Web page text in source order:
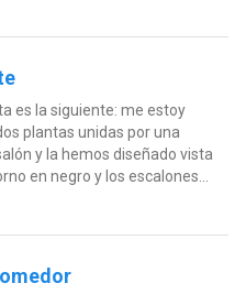
es la siguiente: me estoy
plantas unidas por una
y la hemos diseñado vista
en negro y los escalones...